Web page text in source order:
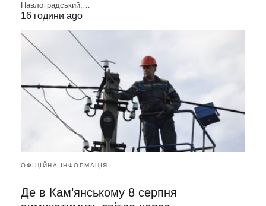
Павлоградський,…
16 години ago
ОФІЦІЙНА ІНФОРМАЦІЯ
Де в Кам’янському 8 серпня